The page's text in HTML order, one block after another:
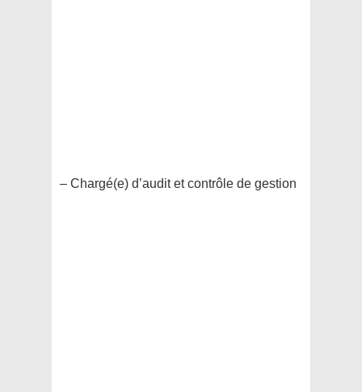
– Chargé(e) d’audit et contrôle de gestion